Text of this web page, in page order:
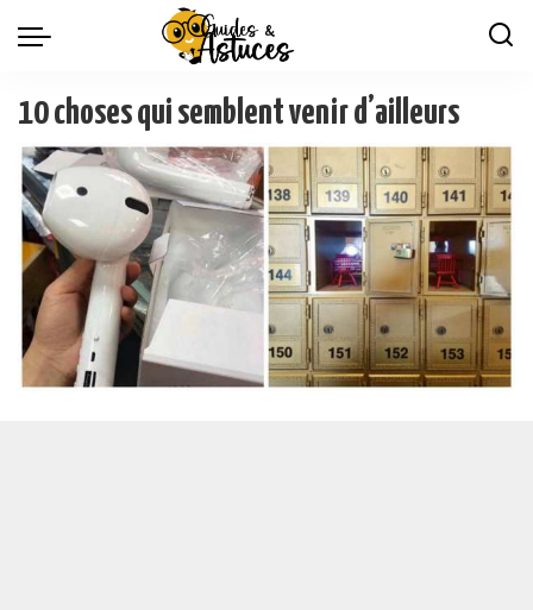
10 choses qui semblent venir d’ailleurs